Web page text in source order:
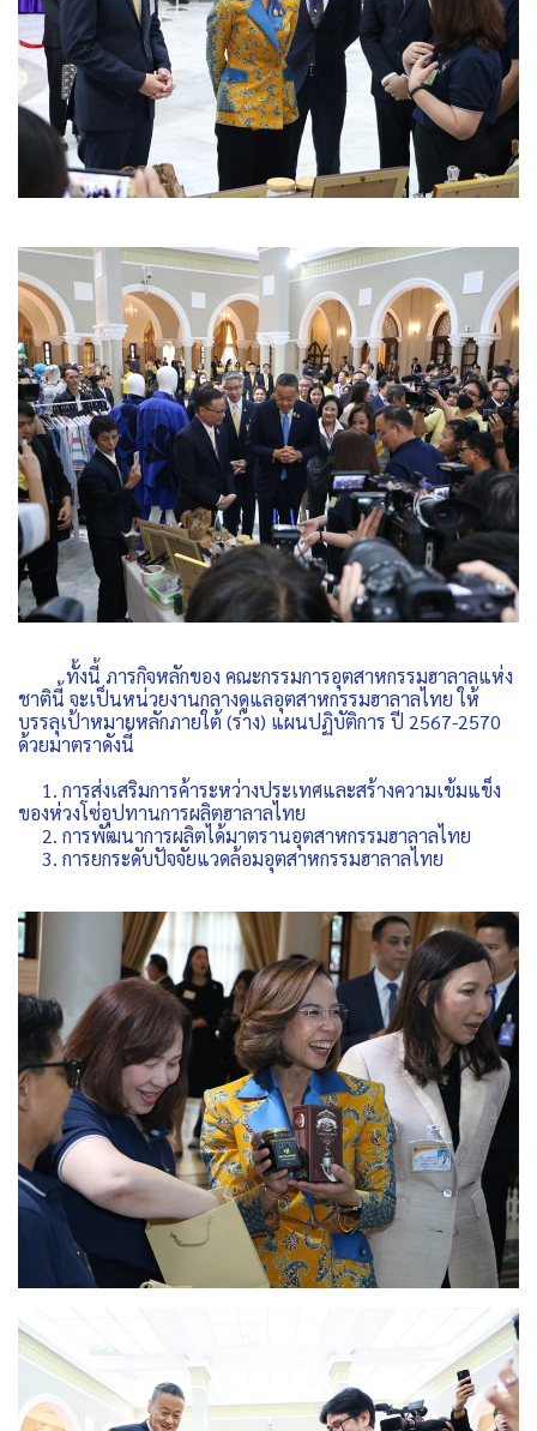
ทั้งนี้ ภารกิจหลักของ คณะกรรมการอุตสาหกรรมฮาลาลแห่ง
ชาตินี้ จะเป็นหน่วยงานกลางดูแลอุตสาหกรรมฮาลาลไทย ให้
บรรลุเป้าหมายหลักภายใต้ (ร่าง) แผนปฏิบัติการ ปี 2567-2570
ด้วยมาตราดังนี้
1. การส่งเสริมการค้าระหว่างประเทศและสร้างความเข้มแข็ง
ของห่วงโซ่อุปทานการผลิตฮาลาลไทย
2. การพัฒนาการผลิตได้มาตรานอุตสาหกรรมฮาลาลไทย
3. การยกระดับปัจจัยแวดล้อมอุตสาหกรรมฮาลาลไทย